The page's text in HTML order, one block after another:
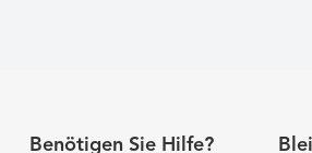
Benötigen Sie Hilfe?